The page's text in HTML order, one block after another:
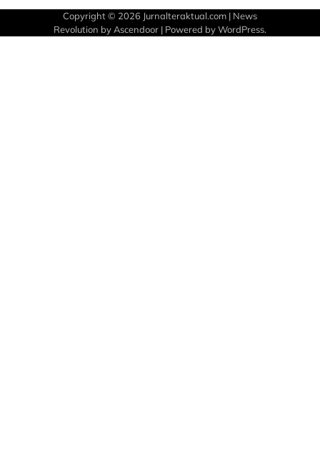
Copyright © 2026 Jurnalteraktual.com | News
Revolution by Ascendoor | Powered byWordPress.